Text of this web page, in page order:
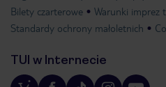
Bilety czarterowe
Warunki imprez
Standardy ochrony małoletnich
TUI w Internecie